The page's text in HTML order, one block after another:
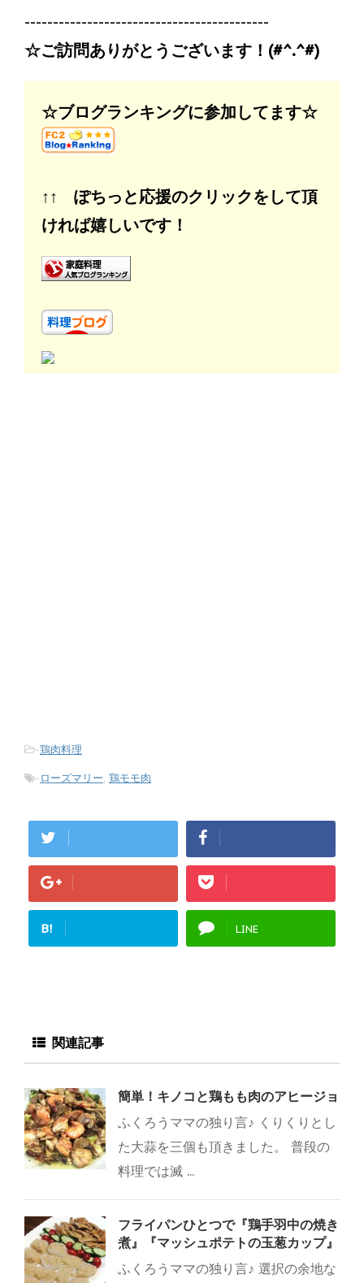
-------------------------------------------
☆ご訪問ありがとうございます！(#^.^#)
☆ブログランキングに参加してます☆
↑↑ ぽちっと応援のクリックをして頂
ければ嬉しいです！
-鶏肉料理
-ローズマリー, 鶏モモ肉
B! LINE
関連記事
簡単！キノコと鶏もも肉のアヒージョ
ふくろうママの独り言♪ くりくりとし
た大蒜を三個も頂きました。 普段の
料理では滅 ...
フライパンひとつで『鶏手羽中の焼き
煮』『マッシュポテトの玉葱カップ』
ふくろうママの独り言♪ 選択の余地な